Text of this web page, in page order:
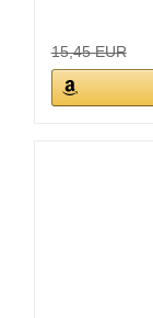
15,45 EUR